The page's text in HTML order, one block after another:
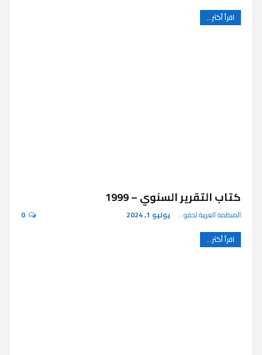
اقرأ أكثر...
كتاب التقرير السنوي – 1999
المنظمة العربية لحقوق الإنسان يوليو 1, 2024
اقرأ أكثر...